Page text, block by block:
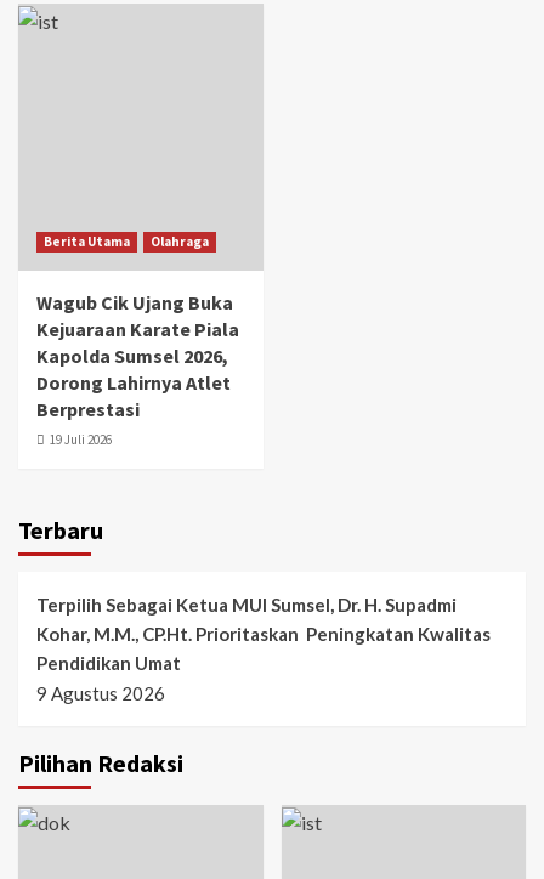
Berita Utama Olahraga
Wagub Cik Ujang Buka
Kejuaraan Karate Piala
Kapolda Sumsel 2026,
Dorong Lahirnya Atlet
Berprestasi
19 Juli 2026
Terbaru
Terpilih Sebagai Ketua MUI Sumsel, Dr. H. Supadmi
Kohar, M.M., CP.Ht. Prioritaskan Peningkatan Kwalitas
Pendidikan Umat
9 Agustus 2026
Pilihan Redaksi